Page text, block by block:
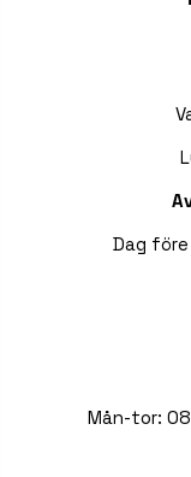
Dag
Mån-tor: